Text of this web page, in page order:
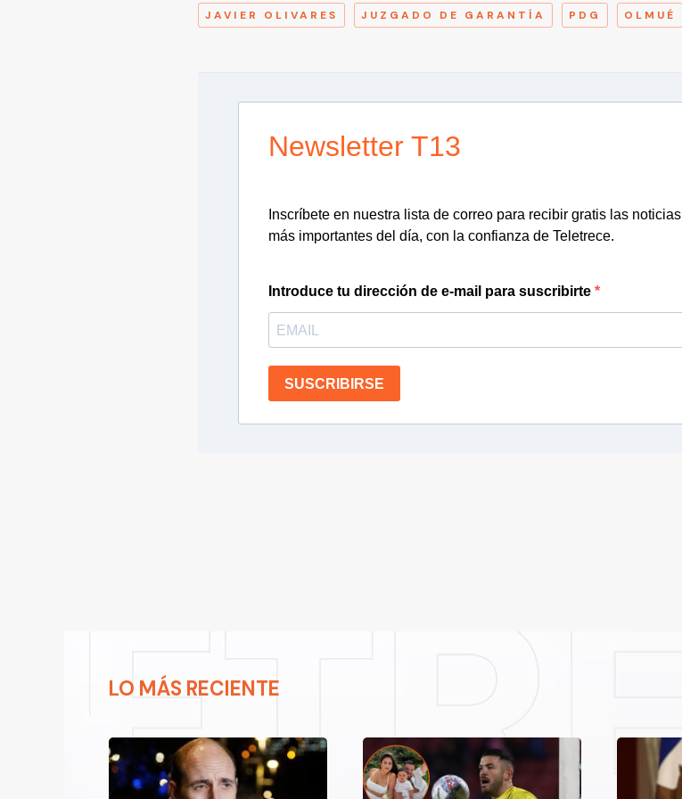
JAVIER OLIVARES JUZGADO DE GARANTÍA PDG OLMUÉ
Newsletter T13
Inscríbete en nuestra lista de correo para recibir gratis las noticias
más importantes del día, con la confianza de Teletrece.
Introduce tu dirección de e-mail para suscribirte
SUSCRIBIRSE
LO MÁS RECIENTE